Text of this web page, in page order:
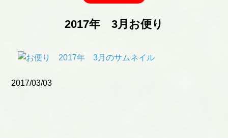
2017年 3月お便り
2017/03/03